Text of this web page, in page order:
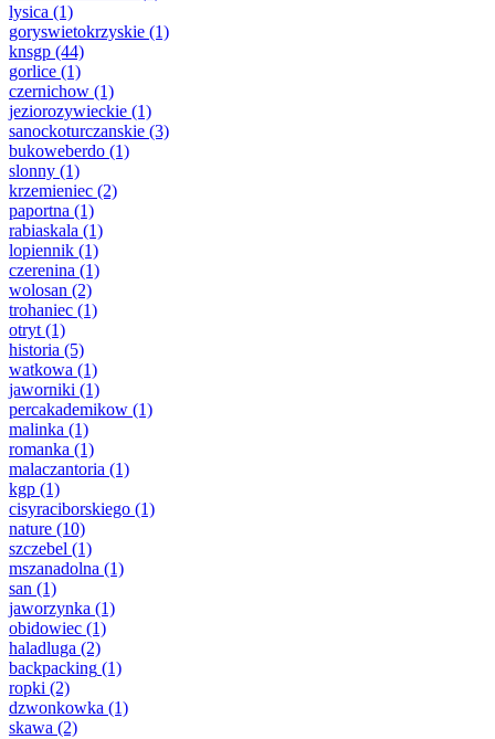
lysica (1)
goryswietokrzyskie (1)
knsgp (44)
gorlice (1)
czernichow (1)
jeziorozywieckie (1)
sanockoturczanskie (3)
bukoweberdo (1)
slonny (1)
krzemieniec (2)
paportna (1)
rabiaskala (1)
lopiennik (1)
czerenina (1)
wolosan (2)
trohaniec (1)
otryt (1)
historia (5)
watkowa (1)
jaworniki (1)
percakademikow (1)
malinka (1)
romanka (1)
malaczantoria (1)
kgp (1)
cisyraciborskiego (1)
nature (10)
szczebel (1)
mszanadolna (1)
san (1)
jaworzynka (1)
obidowiec (1)
haladluga (2)
backpacking (1)
ropki (2)
dzwonkowka (1)
skawa (2)